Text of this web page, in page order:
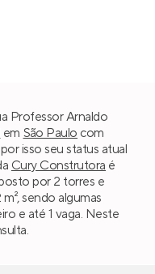
Professor Arnaldo
em São Paulo com
isso seu status atual
Cury Construtora é
por 2 torres e
sendo algumas
e até 1 vaga. Neste